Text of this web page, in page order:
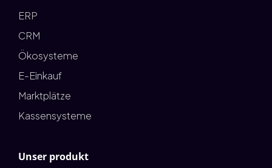
ERP
CRM
Ökosysteme
E-Einkauf
Marktplätze
Kassensysteme
Unser produkt